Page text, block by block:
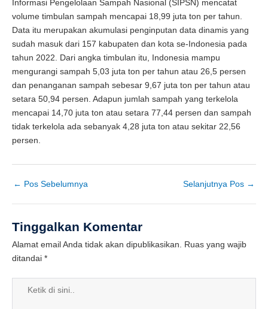
Informasi Pengelolaan Sampah Nasional (SIPSN) mencatat
volume timbulan sampah mencapai 18,99 juta ton per tahun.
Data itu merupakan akumulasi penginputan data dinamis yang
sudah masuk dari 157 kabupaten dan kota se-Indonesia pada
tahun 2022. Dari angka timbulan itu, Indonesia mampu
mengurangi sampah 5,03 juta ton per tahun atau 26,5 persen
dan penanganan sampah sebesar 9,67 juta ton per tahun atau
setara 50,94 persen. Adapun jumlah sampah yang terkelola
mencapai 14,70 juta ton atau setara 77,44 persen dan sampah
tidak terkelola ada sebanyak 4,28 juta ton atau sekitar 22,56
persen.
← Pos Sebelumnya Selanjutnya Pos →
Tinggalkan Komentar
Alamat email Anda tidak akan dipublikasikan.
Ruas yang wajib
ditandai *
Ketik